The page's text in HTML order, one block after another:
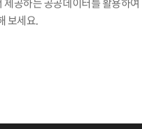
보세요.